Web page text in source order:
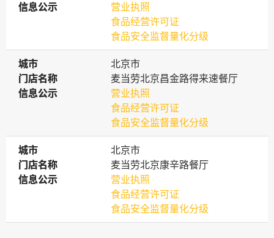
信息公示
信息公示
营业执照
食品经营许可证
食品安全监督量化分级
城市
城市
北京市
门店名称
门店名称
麦当劳北京昌金路得来速餐厅
信息公示
信息公示
营业执照
食品经营许可证
食品安全监督量化分级
城市
城市
北京市
门店名称
门店名称
麦当劳北京康辛路餐厅
信息公示
信息公示
营业执照
食品经营许可证
食品安全监督量化分级